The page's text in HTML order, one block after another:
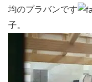
均のプラバンです
子。